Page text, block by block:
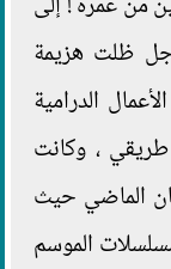
ظلت هزيمة
الدرامية
طريقي ، وكانت
الماضي حيث
الموسم